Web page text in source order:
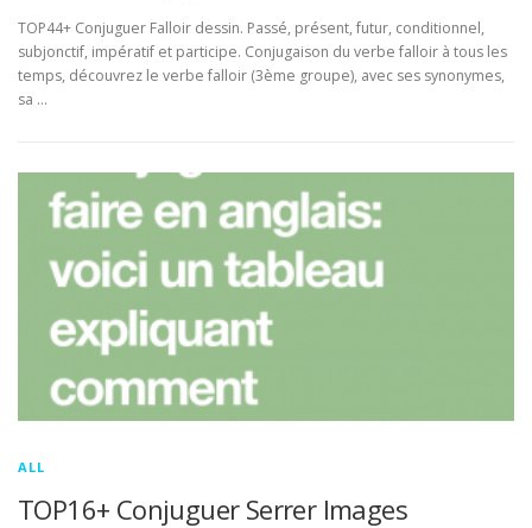
TOP44+ Conjuguer Falloir dessin. Passé, présent, futur, conditionnel,
subjonctif, impératif et participe. Conjugaison du verbe falloir à tous les
temps, découvrez le verbe falloir (3ème groupe), avec ses synonymes,
sa …
ALL
TOP16+ Conjuguer Serrer Images